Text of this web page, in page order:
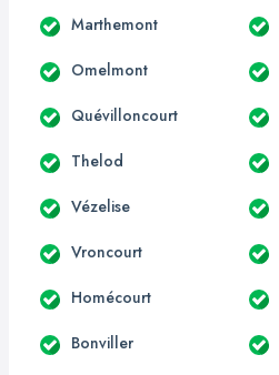
Marthemont
Omelmont
Quévilloncourt
Thelod
Vézelise
Vroncourt
Homécourt
Bonviller